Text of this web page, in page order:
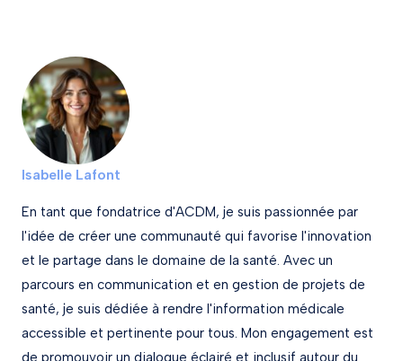
Isabelle Lafont
En tant que fondatrice d'ACDM, je suis passionnée par
l'idée de créer une communauté qui favorise l'innovation
et le partage dans le domaine de la santé. Avec un
parcours en communication et en gestion de projets de
santé, je suis dédiée à rendre l'information médicale
accessible et pertinente pour tous. Mon engagement est
de promouvoir un dialogue éclairé et inclusif autour du